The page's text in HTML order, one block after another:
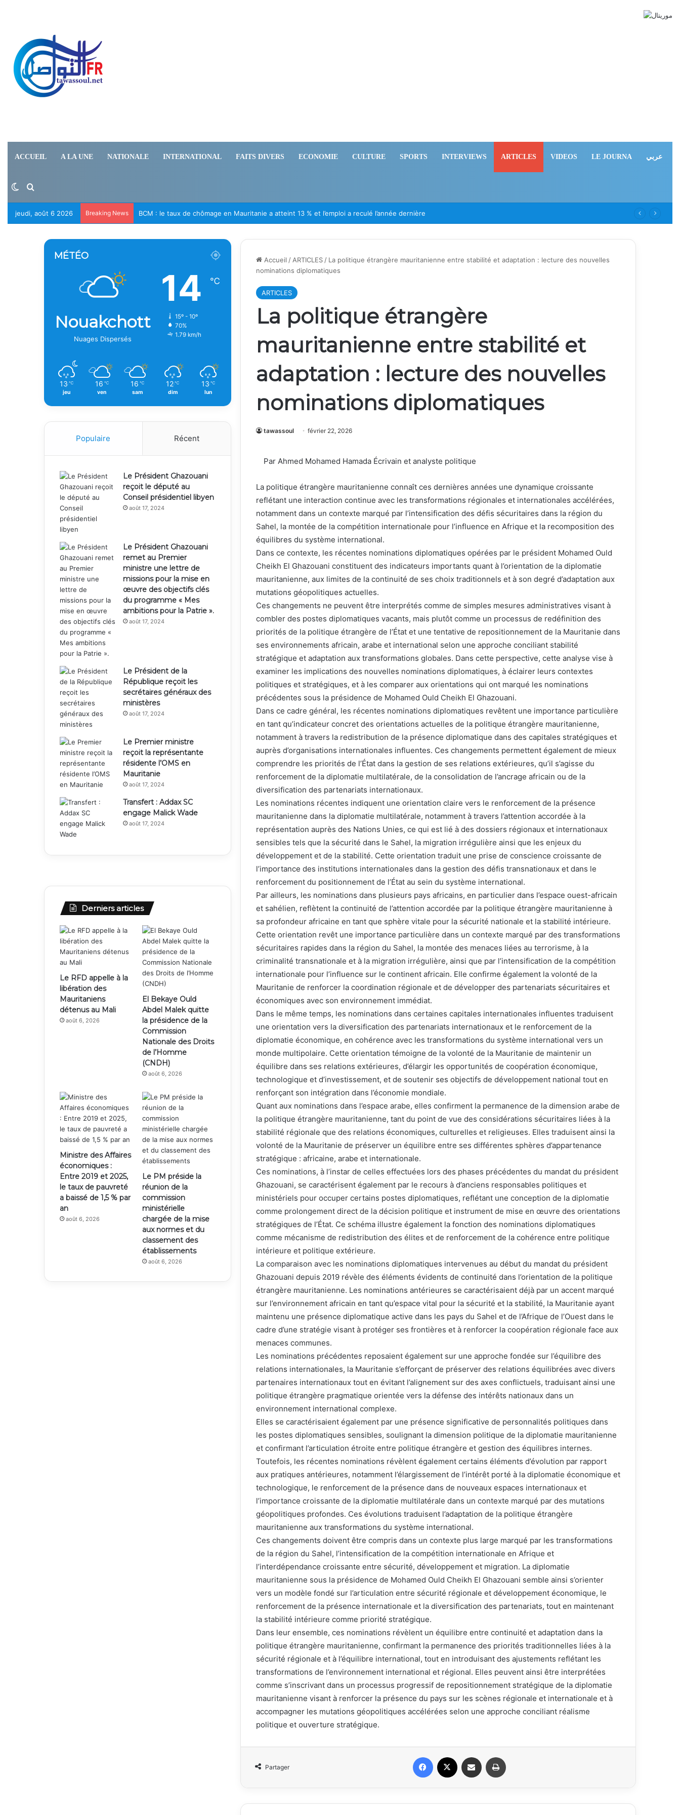
ACCUEIL A LA UNE NATIONALE INTERNATIONAL FAITS DIVERS ECONOMIE CULTURE SPORTS INTERVIEWS ARTICLES VIDEOS LE JOURNA عربي
Switch skin
Rechercher
jeudi, août 6 2026 Breaking News Le RFD appelle à la libération des Mauritaniens détenus au Mali
Accueil / ARTICLES / La politique étrangère mauritanienne entre stabilité et adaptation : lecture des nouvelles
nominations diplomatiques
ARTICLES
La politique étrangère
mauritanienne entre stabilité et
adaptation : lecture des nouvelles
nominations diplomatiques
tawassoul février 22, 2026
Par Ahmed Mohamed Hamada Écrivain et analyste politique
La politique étrangère mauritanienne connaît ces dernières années une dynamique croissante
reflétant une interaction continue avec les transformations régionales et internationales accélérées,
notamment dans un contexte marqué par l’intensification des défis sécuritaires dans la région du
Sahel, la montée de la compétition internationale pour l’influence en Afrique et la recomposition des
équilibres du système international.
Dans ce contexte, les récentes nominations diplomatiques opérées par le président Mohamed Ould
Cheikh El Ghazouani constituent des indicateurs importants quant à l’orientation de la diplomatie
mauritanienne, aux limites de la continuité de ses choix traditionnels et à son degré d’adaptation aux
mutations géopolitiques actuelles.
Ces changements ne peuvent être interprétés comme de simples mesures administratives visant à
combler des postes diplomatiques vacants, mais plutôt comme un processus de redéfinition des
priorités de la politique étrangère de l’État et une tentative de repositionnement de la Mauritanie dans
ses environnements africain, arabe et international selon une approche conciliant stabilité
stratégique et adaptation aux transformations globales. Dans cette perspective, cette analyse vise à
examiner les implications des nouvelles nominations diplomatiques, à éclairer leurs contextes
politiques et stratégiques, et à les comparer aux orientations qui ont marqué les nominations
précédentes sous la présidence de Mohamed Ould Cheikh El Ghazouani.
Dans ce cadre général, les récentes nominations diplomatiques revêtent une importance particulière
en tant qu’indicateur concret des orientations actuelles de la politique étrangère mauritanienne,
notamment à travers la redistribution de la présence diplomatique dans des capitales stratégiques et
auprès d’organisations internationales influentes. Ces changements permettent également de mieux
comprendre les priorités de l’État dans la gestion de ses relations extérieures, qu’il s’agisse du
renforcement de la diplomatie multilatérale, de la consolidation de l’ancrage africain ou de la
diversification des partenariats internationaux.
Les nominations récentes indiquent une orientation claire vers le renforcement de la présence
mauritanienne dans la diplomatie multilatérale, notamment à travers l’attention accordée à la
représentation auprès des Nations Unies, ce qui est lié à des dossiers régionaux et internationaux
sensibles tels que la sécurité dans le Sahel, la migration irrégulière ainsi que les enjeux du
développement et de la stabilité. Cette orientation traduit une prise de conscience croissante de
l’importance des institutions internationales dans la gestion des défis transnationaux et dans le
renforcement du positionnement de l’État au sein du système international.
Par ailleurs, les nominations dans plusieurs pays africains, en particulier dans l’espace ouest-africain
et sahélien, reflètent la continuité de l’attention accordée par la politique étrangère mauritanienne à
sa profondeur africaine en tant que sphère vitale pour la sécurité nationale et la stabilité intérieure.
Cette orientation revêt une importance particulière dans un contexte marqué par des transformations
sécuritaires rapides dans la région du Sahel, la montée des menaces liées au terrorisme, à la
criminalité transnationale et à la migration irrégulière, ainsi que par l’intensification de la compétition
internationale pour l’influence sur le continent africain. Elle confirme également la volonté de la
Mauritanie de renforcer la coordination régionale et de développer des partenariats sécuritaires et
économiques avec son environnement immédiat.
Dans le même temps, les nominations dans certaines capitales internationales influentes traduisent
une orientation vers la diversification des partenariats internationaux et le renforcement de la
diplomatie économique, en cohérence avec les transformations du système international vers un
monde multipolaire. Cette orientation témoigne de la volonté de la Mauritanie de maintenir un
équilibre dans ses relations extérieures, d’élargir les opportunités de coopération économique,
technologique et d’investissement, et de soutenir ses objectifs de développement national tout en
renforçant son intégration dans l’économie mondiale.
Quant aux nominations dans l’espace arabe, elles confirment la permanence de la dimension arabe de
la politique étrangère mauritanienne, tant du point de vue des considérations sécuritaires liées à la
stabilité régionale que des relations économiques, culturelles et religieuses. Elles traduisent ainsi la
volonté de la Mauritanie de préserver un équilibre entre ses différentes sphères d’appartenance
stratégique : africaine, arabe et internationale.
Ces nominations, à l’instar de celles effectuées lors des phases précédentes du mandat du président
Ghazouani, se caractérisent également par le recours à d’anciens responsables politiques et
ministériels pour occuper certains postes diplomatiques, reflétant une conception de la diplomatie
comme prolongement direct de la décision politique et instrument de mise en œuvre des orientations
stratégiques de l’État. Ce schéma illustre également la fonction des nominations diplomatiques
comme mécanisme de redistribution des élites et de renforcement de la cohérence entre politique
intérieure et politique extérieure.
La comparaison avec les nominations diplomatiques intervenues au début du mandat du président
Ghazouani depuis 2019 révèle des éléments évidents de continuité dans l’orientation de la politique
étrangère mauritanienne. Les nominations antérieures se caractérisaient déjà par un accent marqué
sur l’environnement africain en tant qu’espace vital pour la sécurité et la stabilité, la Mauritanie ayant
maintenu une présence diplomatique active dans les pays du Sahel et de l’Afrique de l’Ouest dans le
cadre d’une stratégie visant à protéger ses frontières et à renforcer la coopération régionale face aux
menaces communes.
Les nominations précédentes reposaient également sur une approche fondée sur l’équilibre des
relations internationales, la Mauritanie s’efforçant de préserver des relations équilibrées avec divers
partenaires internationaux tout en évitant l’alignement sur des axes conflictuels, traduisant ainsi une
politique étrangère pragmatique orientée vers la défense des intérêts nationaux dans un
environnement international complexe.
Elles se caractérisaient également par une présence significative de personnalités politiques dans
les postes diplomatiques sensibles, soulignant la dimension politique de la diplomatie mauritanienne
et confirmant l’articulation étroite entre politique étrangère et gestion des équilibres internes.
Toutefois, les récentes nominations révèlent également certains éléments d’évolution par rapport
aux pratiques antérieures, notamment l’élargissement de l’intérêt porté à la diplomatie économique et
technologique, le renforcement de la présence dans de nouveaux espaces internationaux et
l’importance croissante de la diplomatie multilatérale dans un contexte marqué par des mutations
géopolitiques profondes. Ces évolutions traduisent l’adaptation de la politique étrangère
mauritanienne aux transformations du système international.
Ces changements doivent être compris dans un contexte plus large marqué par les transformations
de la région du Sahel, l’intensification de la compétition internationale en Afrique et
l’interdépendance croissante entre sécurité, développement et migration. La diplomatie
mauritanienne sous la présidence de Mohamed Ould Cheikh El Ghazouani semble ainsi s’orienter
vers un modèle fondé sur l’articulation entre sécurité régionale et développement économique, le
renforcement de la présence internationale et la diversification des partenariats, tout en maintenant
la stabilité intérieure comme priorité stratégique.
Dans leur ensemble, ces nominations révèlent un équilibre entre continuité et adaptation dans la
politique étrangère mauritanienne, confirmant la permanence des priorités traditionnelles liées à la
sécurité régionale et à l’équilibre international, tout en introduisant des ajustements reflétant les
transformations de l’environnement international et régional. Elles peuvent ainsi être interprétées
comme s’inscrivant dans un processus progressif de repositionnement stratégique de la diplomatie
mauritanienne visant à renforcer la présence du pays sur les scènes régionale et internationale et à
accompagner les mutations géopolitiques accélérées selon une approche conciliant réalisme
politique et ouverture stratégique.
Partager
Facebook Partager par email
MÉTÉO
Nouakchott
Nuages Dispersés
14 ℃
15º - 10º
70%
1.79 km/h
13 ℃
jeu
16 ℃
ven
16 ℃
sam
12 ℃
dim
13 ℃
lun
Populaire Récent
Le Président Ghazouani
reçoit le député au
Conseil présidentiel libyen
août 17, 2024
Le Président Ghazouani
remet au Premier
ministre une lettre de
missions pour la mise en
œuvre des objectifs clés
du programme « Mes
ambitions pour la Patrie ».
août 17, 2024
Le Président de la
République reçoit les
secrétaires généraux des
ministères
août 17, 2024
Le Premier ministre
reçoit la représentante
résidente l’OMS en
Mauritanie
août 17, 2024
Transfert : Addax SC
engage Malick Wade
août 17, 2024
Derniers articles
Le RFD appelle à la
libération des
Mauritaniens
détenus au Mali
août 6, 2026
El Bekaye Ould
Abdel Malek quitte
la présidence de la
Commission
Nationale des Droits
de l’Homme
(CNDH)
août 6, 2026
Ministre des Affaires
économiques :
Entre 2019 et 2025,
le taux de pauvreté
a baissé de 1,5 % par
an
août 6, 2026
Le PM préside la
réunion de la
commission
ministérielle
chargée de la mise
aux normes et du
classement des
établissements
août 6, 2026